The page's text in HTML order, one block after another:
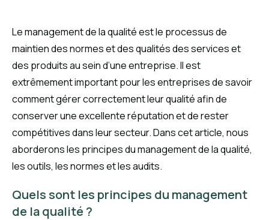
Le management de la qualité est le processus de
maintien des normes et des qualités des services et
des produits au sein d’une entreprise. Il est
extrêmement important pour les entreprises de savoir
comment gérer correctement leur qualité afin de
conserver une excellente réputation et de rester
compétitives dans leur secteur. Dans cet article, nous
aborderons les principes du management de la qualité,
les outils, les normes et les audits.
Quels sont les principes du management
de la qualité ?